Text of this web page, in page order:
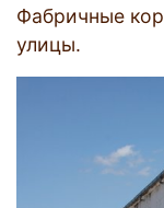
Фабричные
улицы.